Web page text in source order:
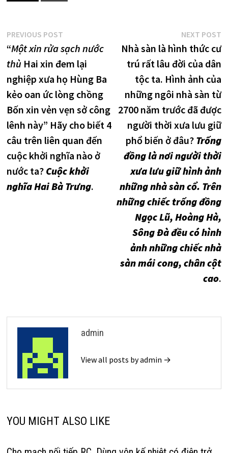
Điều
hướng
bài
viết
PREVIOUS POSTPrevious
post:
“Một xin rửa sạch nước
thùHai xin đem lại
nghiệp xưa họ Hùng Ba
kẻo oan ức lòng chồng
Bốn xin vẻn vẹn sở công
lênh này” Hãy cho biết 4
câu trên liên quan đến
cuộc khởi nghĩa nào ở
nước ta? Cuộc khởi
nghĩa Hai Bà Trưng.
NEXT POST
Nhà sàn là hình thức cư
trú rất lâu đời của dân
tộc ta. Hình ảnh của
những ngôi nhà sàn từ
2700 năm trước đã được
người thời xưa lưu giữ
phổ biến ở đâu? Trống
đồng là nơi người thời
xưa lưu giữ hình ảnh
những nhà sàn cổ. Trên
những chiếc trống đồng
Ngọc Lũ, Hoàng Hà,
Sông Đà đều có hình
ảnh những chiếc nhà
sàn mái cong, chân cột
cao.
admin
View all posts by admin →
YOU MIGHT ALSO LIKE